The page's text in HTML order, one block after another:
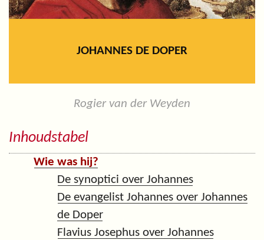
JOHANNES DE DOPER
Rogier van der Weyden
Inhoudstabel
Wie was hij?
De synoptici over Johannes
De evangelist Johannes over Johannes
de Doper
Flavius Josephus over Johannes